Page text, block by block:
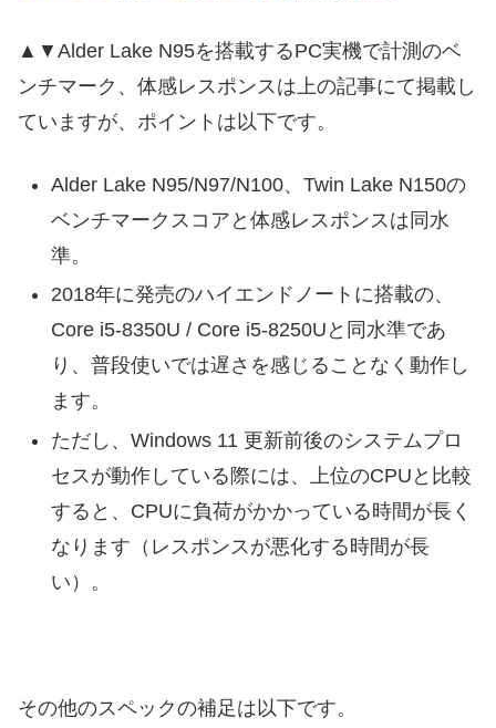
▲▼Alder Lake N95を搭載するPC実機で計測のベ
ンチマーク、体感レスポンスは上の記事にて掲載し
ていますが、ポイントは以下です。
Alder Lake N95/N97/N100、Twin Lake N150の
ベンチマークスコアと体感レスポンスは同水
準。
2018年に発売のハイエンドノートに搭載の、
Core i5-8350U / Core i5-8250Uと同水準であ
り、普段使いでは遅さを感じることなく動作し
ます。
ただし、Windows 11 更新前後のシステムプロ
セスが動作している際には、上位のCPUと比較
すると、CPUに負荷がかかっている時間が長く
なります（レスポンスが悪化する時間が長
い）。
その他のスペックの補足は以下です。